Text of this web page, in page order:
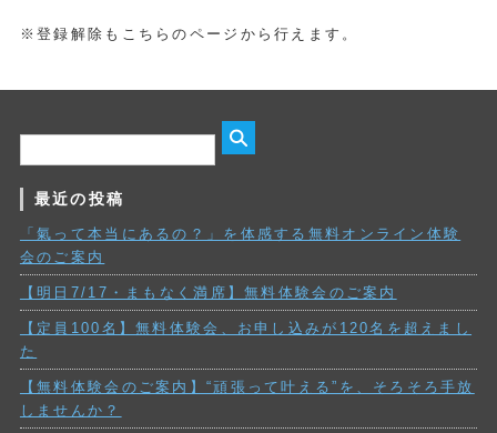
※登録解除もこちらのページから行えます。
最近の投稿
「氣って本当にあるの？」を体感する無料オンライン体験
会のご案内
【明日7/17・まもなく満席】無料体験会のご案内
【定員100名】無料体験会、お申し込みが120名を超えまし
た
【無料体験会のご案内】“頑張って叶える”を、そろそろ手放
しませんか？